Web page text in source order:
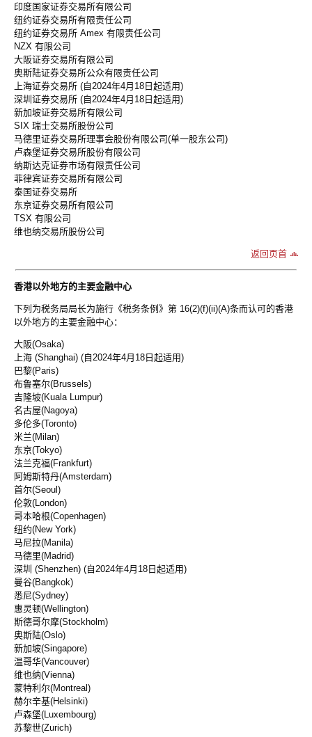
印度国家证券交易所有限公司
纽约证券交易所有限责任公司
纽约证券交易所 Amex 有限责任公司
NZX 有限公司
大阪证券交易所有限公司
奥斯陆证券交易所公众有限责任公司
上海证券交易所 (自2024年4月18日起适用)
深圳证券交易所 (自2024年4月18日起适用)
新加坡证券交易所有限公司
SIX 瑞士交易所股份公司
马德里证券交易所理事会股份有限公司(单一股东公司)
卢森堡证券交易所股份有限公司
纳斯达克证券市场有限责任公司
菲律宾证券交易所有限公司
泰国证券交易所
东京证券交易所有限公司
TSX 有限公司
维也纳交易所股份公司
返回页首
香港以外地方的主要金融中心
下列为税务局局长为施行《税务条例》第 16(2)(f)(ii)(A)条而认可的香港
以外地方的主要金融中心：
大阪(Osaka)
上海 (Shanghai) (自2024年4月18日起适用)
巴黎(Paris)
布鲁塞尔(Brussels)
吉隆坡(Kuala Lumpur)
名古屋(Nagoya)
多伦多(Toronto)
米兰(Milan)
东京(Tokyo)
法兰克福(Frankfurt)
阿姆斯特丹(Amsterdam)
首尔(Seoul)
伦敦(London)
哥本哈根(Copenhagen)
纽约(New York)
马尼拉(Manila)
马德里(Madrid)
深圳 (Shenzhen) (自2024年4月18日起适用)
曼谷(Bangkok)
悉尼(Sydney)
惠灵顿(Wellington)
斯德哥尔摩(Stockholm)
奥斯陆(Oslo)
新加坡(Singapore)
温哥华(Vancouver)
维也纳(Vienna)
蒙特利尔(Montreal)
赫尔辛基(Helsinki)
卢森堡(Luxembourg)
苏黎世(Zurich)